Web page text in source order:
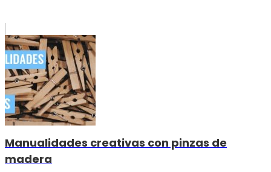
Manualidades creativas con pinzas de
madera